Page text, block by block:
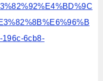
196c-6cb8-